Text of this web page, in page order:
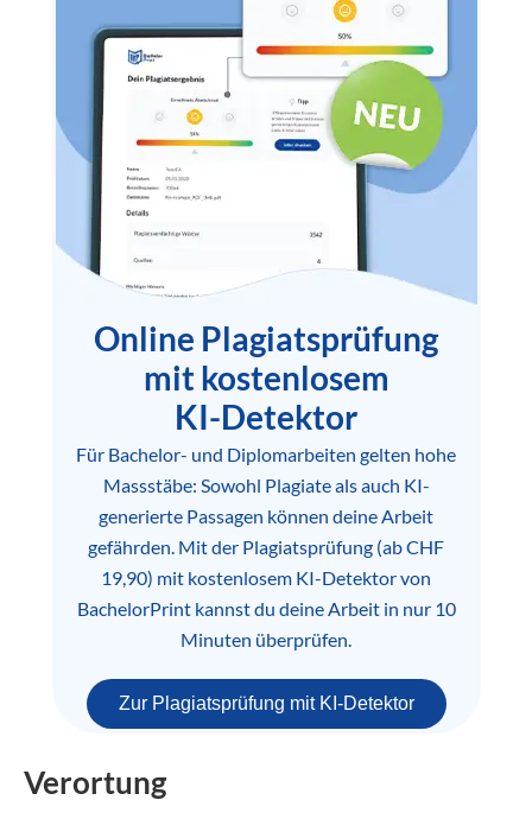
Online Plagiatsprüfung
mit kostenlosem
KI-Detektor
Für Bachelor- und Diplomarbeiten gelten hohe
Massstäbe: Sowohl Plagiate als auch KI-
generierte Passagen können deine Arbeit
gefährden. Mit der Plagiatsprüfung (ab CHF
19,90) mit kostenlosem KI-Detektor von
BachelorPrint kannst du deine Arbeit in nur 10
Minuten überprüfen.
Zur Plagiatsprüfung mit KI-Detektor
Verortung